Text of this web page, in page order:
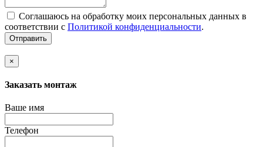
Соглашаюсь на обработку моих персональных данных в
соответствии с Политикой конфиденциальности.
Отправить
×
Заказать монтаж
Ваше имя
Телефон